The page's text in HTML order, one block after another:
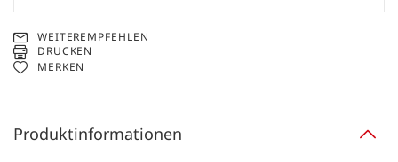
WEITEREMPFEHLEN
DRUCKEN
MERKEN
Produktinformationen